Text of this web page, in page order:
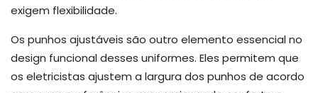
exigem flexibilidade.
Os punhos ajustáveis são outro elemento essencial no
design funcional desses uniformes. Eles permitem que
os eletricistas ajustem a largura dos punhos de acordo